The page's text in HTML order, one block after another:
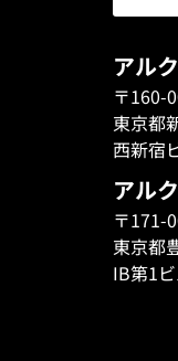
アル
〒160-
東京都
西新宿
アル
〒171-
東京都
IB第1